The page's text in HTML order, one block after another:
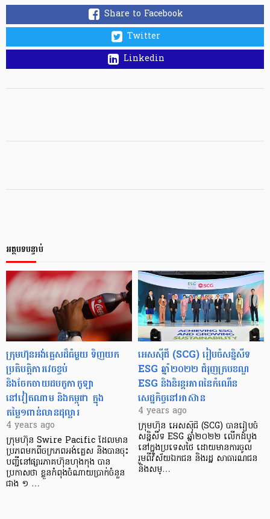
Share to Facebook
Twitter
Linkedin
អត្ថបទបន្ទាប់
ក្រុមហ៊ុនអង់គ្លេសដ៏ធំមួយ ទិញយក
ប្រតិបត្តិការវេចខ្ចប់
និងចែកចាយដបកូកាកូឡា
នៅវៀតណាម និងកម្ពុជា ក្នុង
តម្លៃ១ពាន់លានដុល្លារ
4 years ago
ក្រុមហ៊ុន Swire Pacific ដែលមាន
ប្រភពមកពីចក្រភពអង់គ្លេស និងបានចុះ
បញ្ជីនៅផ្សារភាគហ៊ុនហុងកុង បាន
ប្រកាសថា ខ្លួនកំពុងចំណាយប្រាក់ចំនួន
ជាង ១ …
អេសស៊ីជី (SCG) រៀបចំសន្និសីទ
ESG ឆ្នាំ២០២២ ជំរុញក្របខណ្ឌ
ESG និងនិរន្តរភាពនៃកំណើន
សេដ្ឋកិច្ចនៅអាស៊ាន
4 years ago
ក្រុមហ៊ុន អេសស៊ីជី (SCG) បានរៀបចំ
សន្និសីទ ESG ឆ្នាំ២០២២ លើកដំបូង
នៅក្នុងប្រទេសថៃ ដោយមានការចូល
រួមពីវិស័យឯកជន និងរដ្ឋ សាធារណជន
និងសម្…